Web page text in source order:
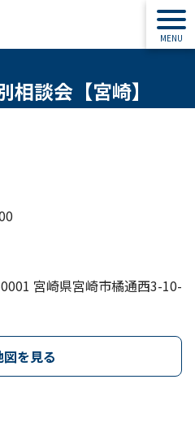
相談会【宮崎】
宮崎県宮崎市橘通西3-10-
図を見る